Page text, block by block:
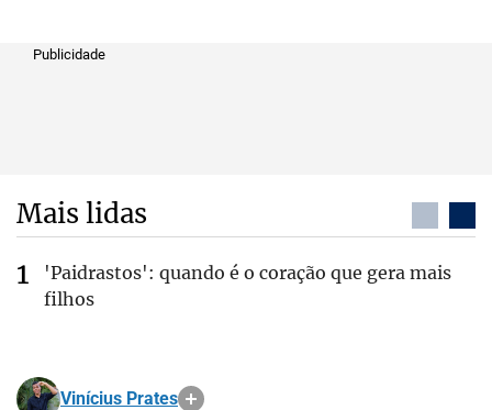
Publicidade
Mais lidas
'Paidrastos': quando é o coração que gera mais
filhos
Vinícius Prates